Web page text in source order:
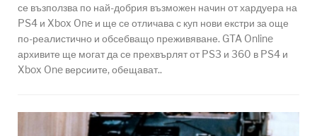
се възползва по най-добрия възможен начин от хардуера на
PS4 и Xbox One и ще се отличава с куп нови екстри за още
по-реалистично и обсебващо преживяване. GTA Online
архивите ще могат да се прехвърлят от PS3 и 360 в PS4 и
Xbox One версиите, обещават..